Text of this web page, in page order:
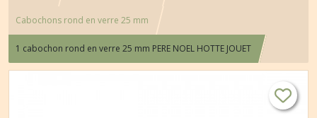
Cabochons rond en verre 25 mm
1 cabochon rond en verre 25 mm PERE NOEL HOTTE JOUET